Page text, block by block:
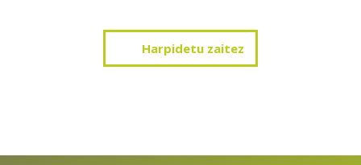
Harpidetu zaitez